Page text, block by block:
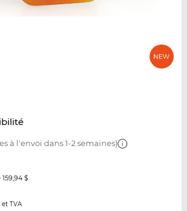
à l'envoi dans 1-2 semaines)
159,94 $
TVA